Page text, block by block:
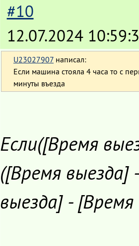
#10
12.07.2024
U23027907 написал:
Если машина стояла 4 часа то с
минуты въезда
Если([Время
([Время выезда]
выезда] - [Время